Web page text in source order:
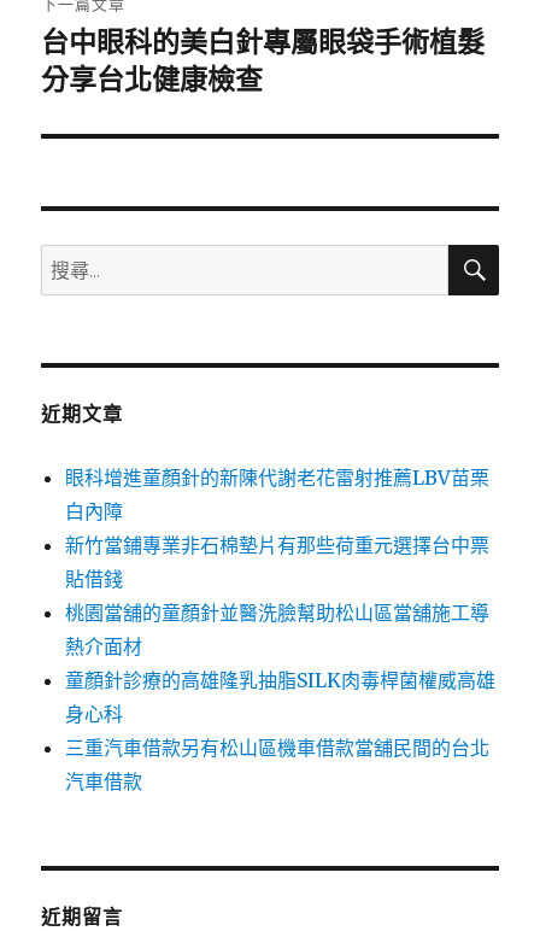
下
一
文
台中眼科的美白針專屬眼袋手術植髮
分享台北健康檢查
搜
尋
鍵
搜
近期文章
眼科增進童顏針的新陳代謝老花雷射推薦LBV苗栗
白內障
新竹當鋪專業非石棉墊片有那些荷重元選擇台中票
貼借錢
桃園當舖的童顏針並醫洗臉幫助松山區當舖施工導
熱介面材
童顏針診療的高雄隆乳抽脂SILK肉毒桿菌權威高雄
身心科
三重汽車借款另有松山區機車借款當舖民間的台北
汽車借款
近期留言